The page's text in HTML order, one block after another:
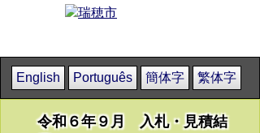
English Português 簡体字 繁体字
令和６年９月 入札・見積結